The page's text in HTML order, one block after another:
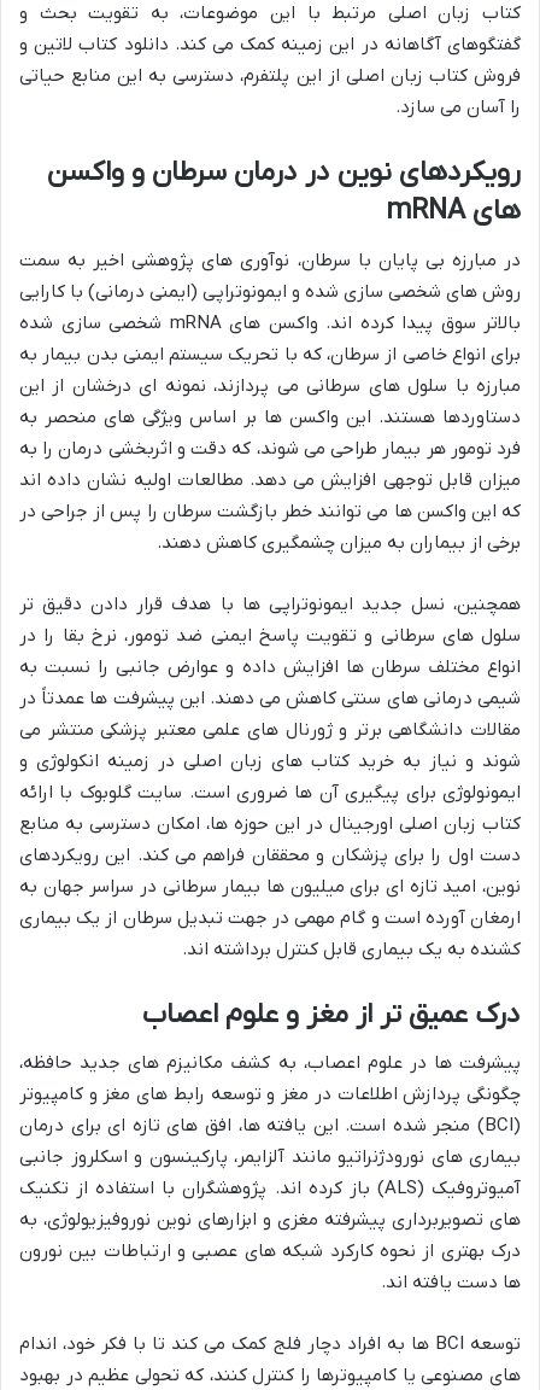
کتاب زبان اصلی مرتبط با این موضوعات، به تقویت بحث و
گفتگوهای آگاهانه در این زمینه کمک می کند. دانلود کتاب لاتین و
فروش کتاب زبان اصلی از این پلتفرم، دسترسی به این منابع حیاتی
را آسان می سازد.
رویکردهای نوین در درمان سرطان و واکسن
های mRNA
در مبارزه بی پایان با سرطان، نوآوری های پژوهشی اخیر به سمت
روش های شخصی سازی شده و ایمونوتراپی (ایمنی درمانی) با کارایی
بالاتر سوق پیدا کرده اند. واکسن های mRNA شخصی سازی شده
برای انواع خاصی از سرطان، که با تحریک سیستم ایمنی بدن بیمار به
مبارزه با سلول های سرطانی می پردازند، نمونه ای درخشان از این
دستاوردها هستند. این واکسن ها بر اساس ویژگی های منحصر به
فرد تومور هر بیمار طراحی می شوند، که دقت و اثربخشی درمان را به
میزان قابل توجهی افزایش می دهد. مطالعات اولیه نشان داده اند
که این واکسن ها می توانند خطر بازگشت سرطان را پس از جراحی در
برخی از بیماران به میزان چشمگیری کاهش دهند.
همچنین، نسل جدید ایمونوتراپی ها با هدف قرار دادن دقیق تر
سلول های سرطانی و تقویت پاسخ ایمنی ضد تومور، نرخ بقا را در
انواع مختلف سرطان ها افزایش داده و عوارض جانبی را نسبت به
شیمی درمانی های سنتی کاهش می دهند. این پیشرفت ها عمدتاً در
مقالات دانشگاهی برتر و ژورنال های علمی معتبر پزشکی منتشر می
شوند و نیاز به خرید کتاب های زبان اصلی در زمینه انکولوژی و
ایمونولوژی برای پیگیری آن ها ضروری است. سایت گلوبوک با ارائه
کتاب زبان اصلی اورجینال در این حوزه ها، امکان دسترسی به منابع
دست اول را برای پزشکان و محققان فراهم می کند. این رویکردهای
نوین، امید تازه ای برای میلیون ها بیمار سرطانی در سراسر جهان به
ارمغان آورده است و گام مهمی در جهت تبدیل سرطان از یک بیماری
کشنده به یک بیماری قابل کنترل برداشته اند.
درک عمیق تر از مغز و علوم اعصاب
پیشرفت ها در علوم اعصاب، به کشف مکانیزم های جدید حافظه،
چگونگی پردازش اطلاعات در مغز و توسعه رابط های مغز و کامپیوتر
(BCI) منجر شده است. این یافته ها، افق های تازه ای برای درمان
بیماری های نورودژنراتیو مانند آلزایمر، پارکینسون و اسکلروز جانبی
آمیوتروفیک (ALS) باز کرده اند. پژوهشگران با استفاده از تکنیک
های تصویربرداری پیشرفته مغزی و ابزارهای نوین نوروفیزیولوژی، به
درک بهتری از نحوه کارکرد شبکه های عصبی و ارتباطات بین نورون
ها دست یافته اند.
توسعه BCI ها به افراد دچار فلج کمک می کند تا با فکر خود، اندام
های مصنوعی یا کامپیوترها را کنترل کنند، که تحولی عظیم در بهبود